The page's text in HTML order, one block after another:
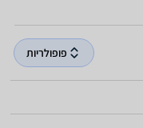
פופולריות